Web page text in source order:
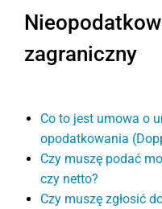
zagraniczny
Co to jest umowa o
opodatkowania
Czy muszę podać
czy netto?
Czy muszę zgłosić